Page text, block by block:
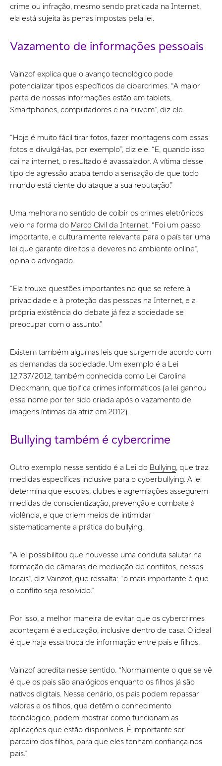
crime ou infração, mesmo sendo praticada na Internet,
ela está sujeita às penas impostas pela lei.
Vazamento de informações pessoais
Vainzof explica que o avanço tecnológico pode
potencializar tipos específicos de cibercrimes. “A maior
parte de nossas informações estão em tablets,
Smartphones, computadores e na nuvem”, diz ele.
“Hoje é muito fácil tirar fotos, fazer montagens com essas
fotos e divulgá-las, por exemplo”, diz ele. “E, quando isso
cai na internet, o resultado é avassalador. A vítima desse
tipo de agressão acaba tendo a sensação de que todo
mundo está ciente do ataque a sua reputação.”
Uma melhora no sentido de coibir os crimes eletrônicos
veio na forma do Marco Civil da Internet. “Foi um passo
importante, e culturalmente relevante para o país ter uma
lei que garante direitos e deveres no ambiente online”,
opina o advogado.
“Ela trouxe questões importantes no que se refere à
privacidade e à proteção das pessoas na Internet, e a
própria existência do debate já fez a sociedade se
preocupar com o assunto.”
Existem também algumas leis que surgem de acordo com
as demandas da sociedade. Um exemplo é a Lei
12.737/2012, também conhecida como Lei Carolina
Dieckmann, que tipifica crimes informáticos (a lei ganhou
esse nome por ter sido criada após o vazamento de
imagens íntimas da atriz em 2012).
Bullying também é cybercrime
Outro exemplo nesse sentido é a Lei do Bullying, que traz
medidas específicas inclusive para o cyberbullying. A lei
determina que escolas, clubes e agremiações assegurem
medidas de conscientização, prevenção e combate à
violência, e que criem meios de intimidar
sistematicamente a prática do bullying.
“A lei possibilitou que houvesse uma conduta salutar na
formação de câmaras de mediação de conflitos, nesses
locais”, diz Vainzof, que ressalta: “o mais importante é que
o conflito seja resolvido.”
Por isso, a melhor maneira de evitar que os cybercrimes
aconteçam é a educação, inclusive dentro de casa. O ideal
é que haja essa troca de informação entre pais e filhos.
Vainzof acredita nesse sentido. “Normalmente o que se vê
é que os pais são analógicos enquanto os filhos já são
nativos digitais. Nesse cenário, os pais podem repassar
valores e os filhos, que detêm o conhecimento
tecnólogico, podem mostrar como funcionam as
aplicações que estão disponíveis. É importante ser
parceiro dos filhos, para que eles tenham confiança nos
pais.”